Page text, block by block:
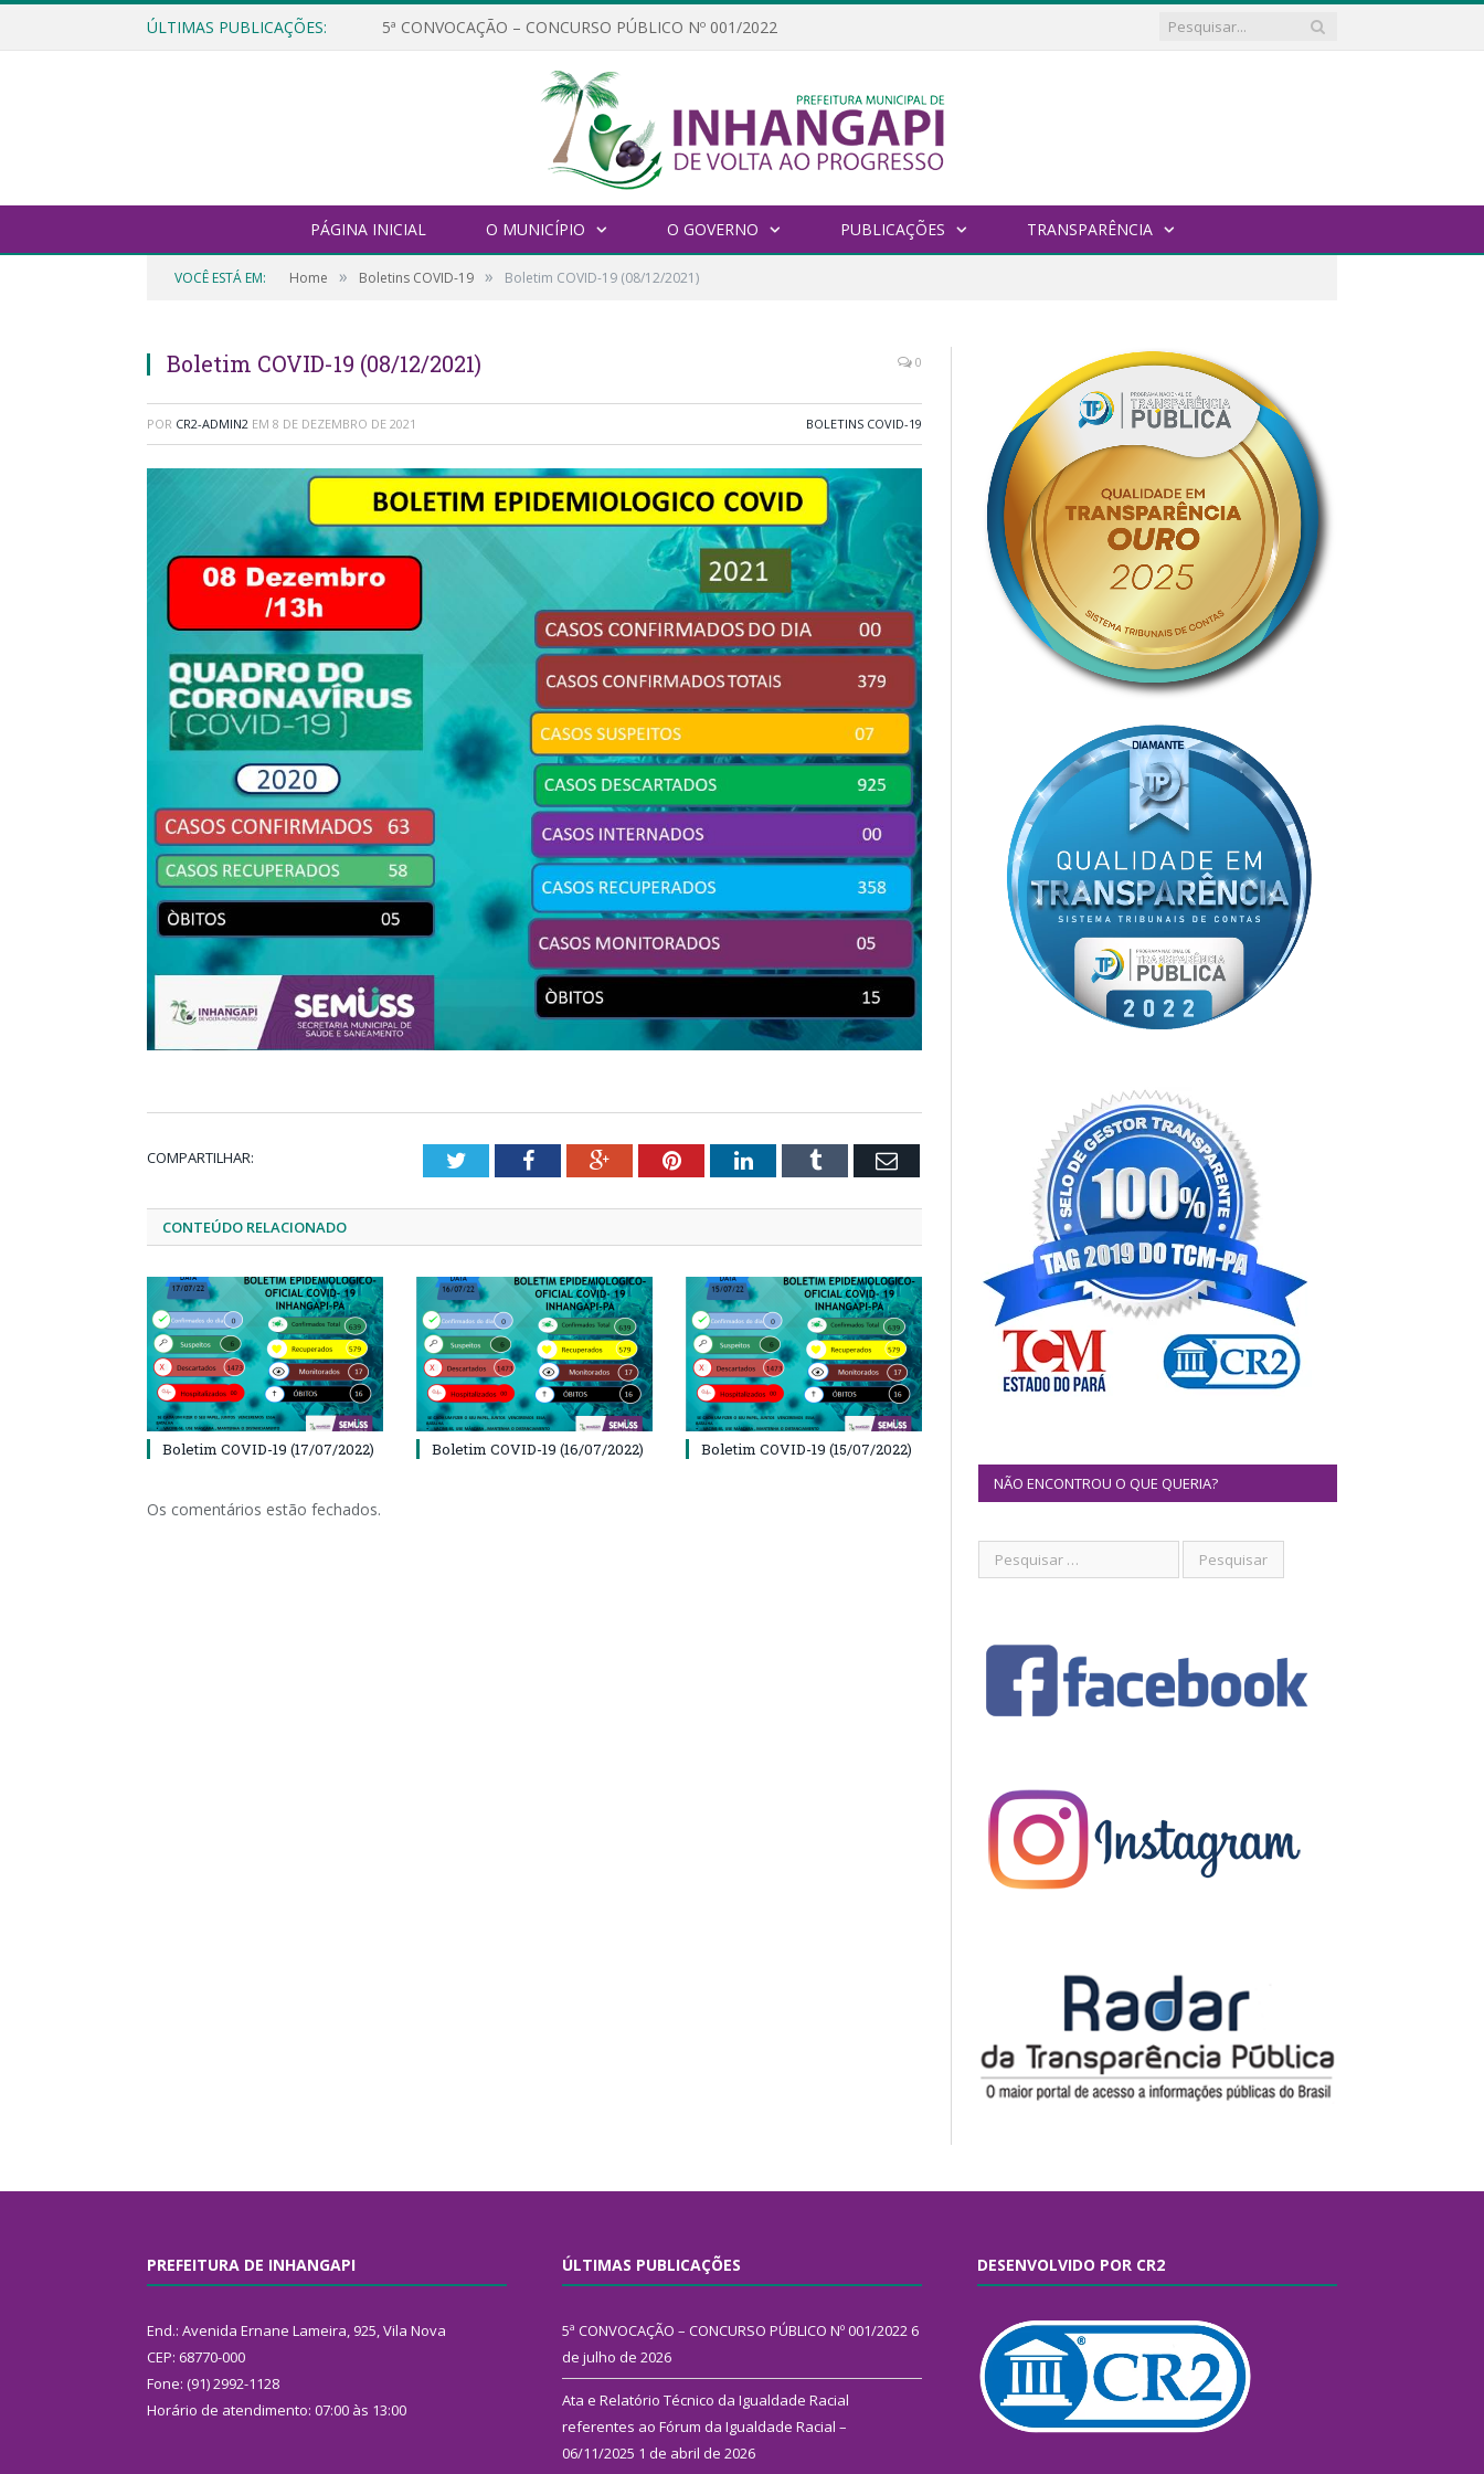
ÚLTIMAS PUBLICAÇÕES: 5ª CONVOCAÇÃO – CONCURSO PÚBLICO Nº 001/2022
PÁGINA INICIAL O MUNICÍPIO O GOVERNO PUBLICAÇÕES TRANSPARÊNCIA
VOCÊ ESTÁ EM: Home » Boletins COVID-19 » Boletim COVID-19 (08/12/2021)
Boletim COVID-19 (08/12/2021) 0
POR CR2-ADMIN2 EM 8 DE DEZEMBRO DE 2021 BOLETINS COVID-19
COMPARTILHAR: TwitterFacebookGoogle+PinterestLinkedInTumblr Email
CONTEÚDO RELACIONADO
Boletim COVID-19 (17/07/2022) Boletim COVID-19 (16/07/2022) Boletim COVID-19 (15/07/2022)
Os comentários estão fechados.
NÃO ENCONTROU O QUE QUERIA?
PREFEITURA DE INHANGAPI
End.: Avenida Ernane Lameira, 925, Vila Nova
CEP: 68770-000
Fone: (91) 2992-1128
Horário de atendimento: 07:00 às 13:00
ÚLTIMAS PUBLICAÇÕES
5ª CONVOCAÇÃO – CONCURSO PÚBLICO Nº 001/2022 6
de julho de 2026
Ata e Relatório Técnico da Igualdade Racial
referentes ao Fórum da Igualdade Racial –
06/11/2025 1 de abril de 2026
DESENVOLVIDO POR CR2